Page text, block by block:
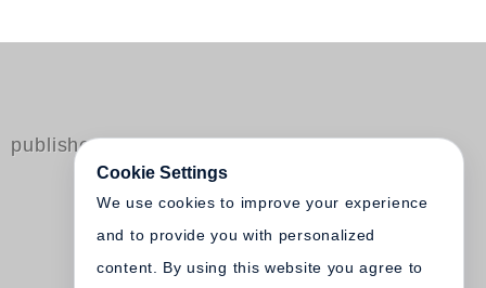
published by Steidl
Cookie Settings
We use cookies to improve your experience
and to provide you with personalized
content. By using this website you agree to